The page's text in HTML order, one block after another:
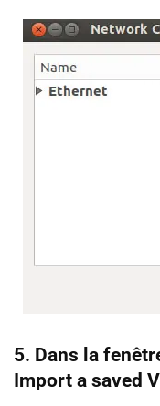
5. Dans la
Import a saved